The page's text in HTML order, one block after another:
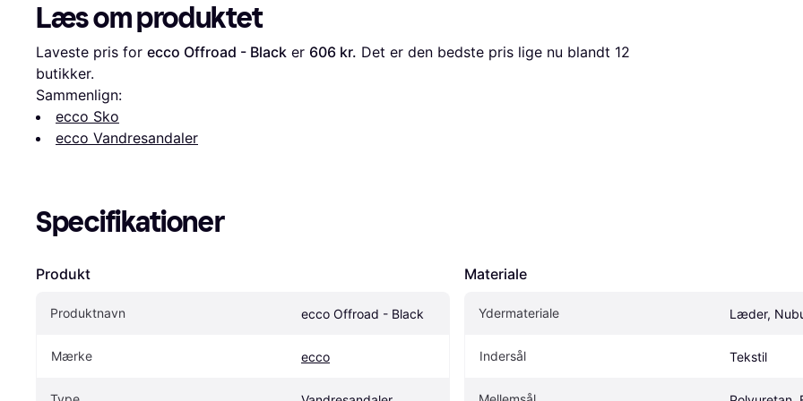
Læs om produktet
Laveste pris for ecco Offroad - Black er 606 kr. Det er den bedste pris lige nu blandt 12
butikker.
Sammenlign:
ecco Sko
ecco Vandresandaler
Specifikationer
Produkt
Produktnavn ecco Offroad - Black
Mærke ecco
Materiale
Ydermateriale Læder,
Indersål Tekstil